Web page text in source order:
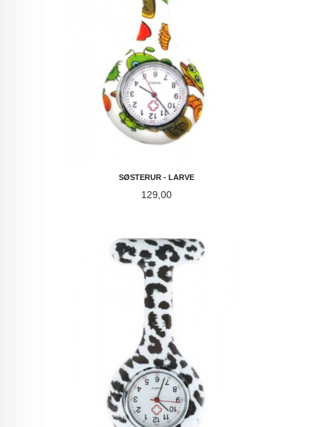
SØSTERUR - LARVE
Pris
129,00